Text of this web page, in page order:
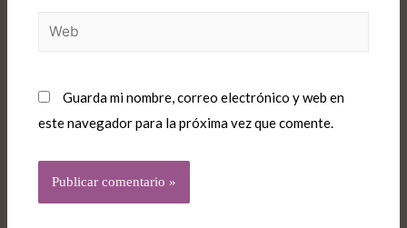
Guarda mi nombre, correo electrónico y web en
este navegador para la próxima vez que comente.